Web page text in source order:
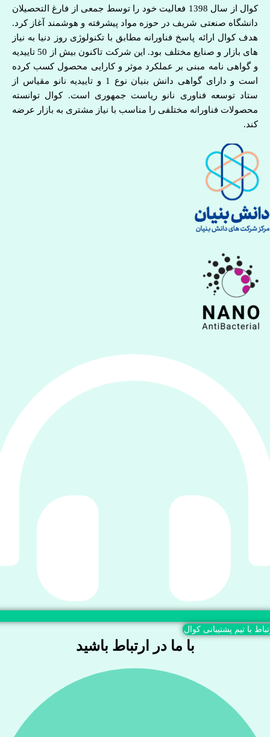
کوال از سال 1398 فعالیت خود را توسط جمعی از فارغ التحصیلان
دانشگاه صنعتی شریف در حوزه مواد پیشرفته و هوشمند آغاز کرد.
هدف کوال ارائه پاسخ فناورانه مطابق با تکنولوژی روز دنیا به نیاز
های بازار و صنایع مختلف بود. این شرکت تاکنون بیش از 50 تاییدیه
و گواهی نامه مبنی بر عملکرد موثر و کارایی محصول کسب کرده
است و دارای گواهی دانش بنیان نوع 1 و تاییدیه نانو مقیاس از
ستاد توسعه فناوری نانو ریاست جمهوری است. کوال توانسته
محصولات فناورانه مختلفی را مناسب با نیاز مشتری به بازار عرضه
کند.
با تیم پشتیبانی کوال
با ما در ارتباط باشید